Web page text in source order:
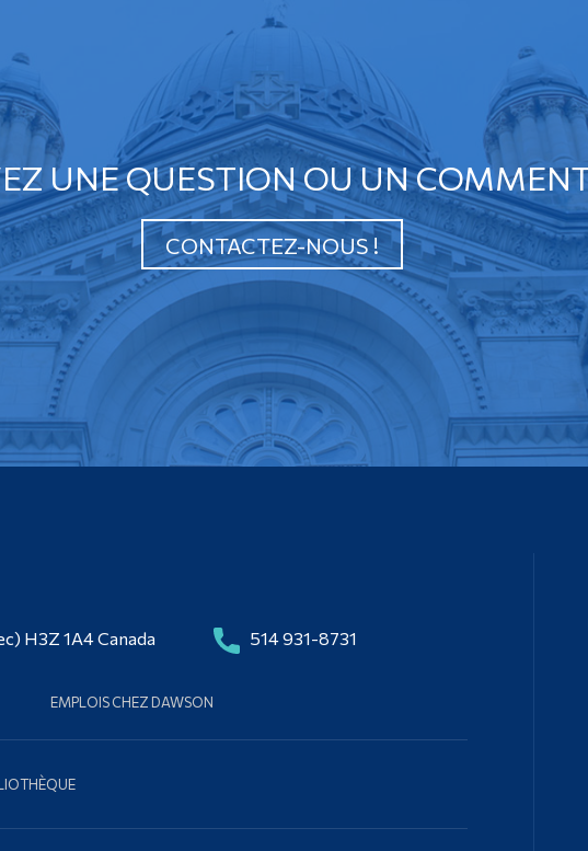
UNE QUESTION OU UN
CONTACTEZ-NOUS !
H3Z 1A4 Canada 514 931-8731
EMPLOIS CHEZ DAWSON